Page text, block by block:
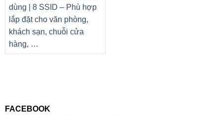
dùng | 8 SSID – Phù hợp
lắp đặt cho văn phòng,
khách sạn, chuỗi cửa
hàng, …
FACEBOOK